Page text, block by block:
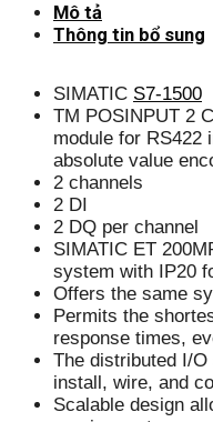
Mô tả
Thông tin bổ sung
SIMATIC S7-1500
TM POSINPUT 2
module for RS422
absolute value
2 channels
2 DI
2 DQ per channel
SIMATIC ET
system with IP20
Offers the same
Permits the
response times,
The distributed I/
install, wire, and
Scalable design